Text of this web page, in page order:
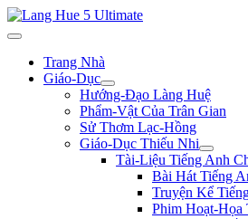
Trang Nhà
Giáo-Dục
Hướng-Đạo Làng Huệ
Phẩm-Vật Của Trân Gian
Sử Thơm Lạc-Hồng
Giáo-Dục Thiếu Nhi
Tài-Liệu Tiếng Anh
Bài Hát Tiếng
Truyện Kể
Phim Hoạt-Họa